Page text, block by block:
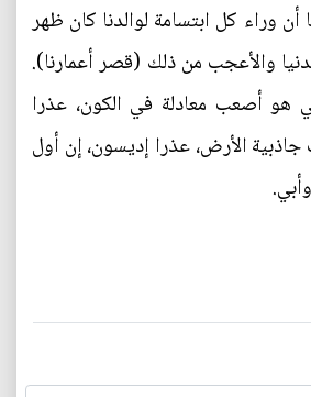
أن وراء كل ابتسامة لوالدنا كان ظهر
والأعجب من ذلك (قصر أعمارنا).
هو أصعب معادلة في الكون، عذرا
الأرض، عذرا إديسون، إن أول